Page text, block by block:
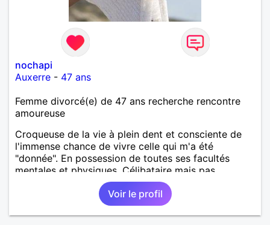
nochapi
Auxerre - 47 ans
Femme divorcé(e) de 47 ans recherche rencontre
amoureuse
Croqueuse de la vie à plein dent et consciente de
l'immense chance de vivre celle qui m'a été
"donnée". En possession de toutes ses facultés
mentales et physiques. Célibataire mais pas
solitaire, je mène une vie bien remplie. Je ne suis
pas sur ce site par dépit, ni en tant que
représentatrice de la Femme Divorcée Mal dans sa
peau. A bientôt.
Voir le profil